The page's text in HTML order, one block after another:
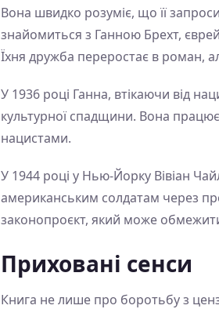
Вона швидко розуміє, що її
знайомиться з Ганною Брехт,
Їхня дружба переростає в роман,
У 1936 році Ганна, втікаючи від
культурної спадщини. Вона працює
нацистами.
У 1944 році у Нью-Йорку Вівіан
американським солдатам через
законопроєкт, який може
Приховані сенси
Книга не лише про боротьбу з